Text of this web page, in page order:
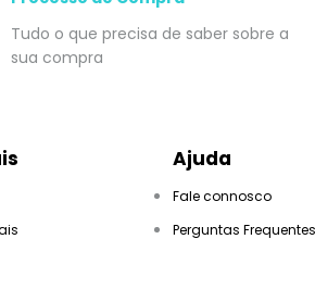
Tudo o que precisa de saber sobre a
sua compra
Ajuda
Fale connosco
Perguntas Frequentes